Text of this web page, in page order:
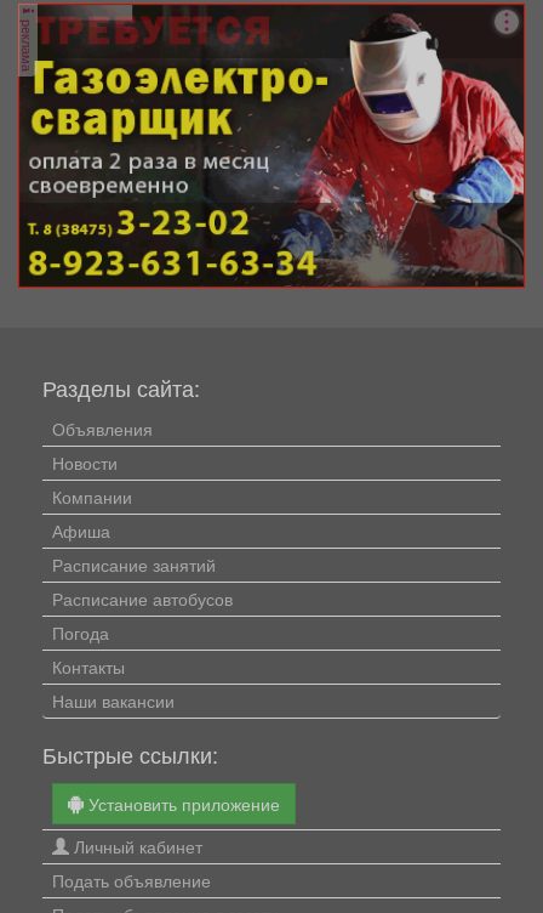
реклама
Разделы сайта:
Объявления
Новости
Компании
Афиша
Расписание занятий
Расписание автобусов
Погода
Контакты
Наши вакансии
Быстрые ссылки:
Установить приложение
Личный кабинет
Подать объявление